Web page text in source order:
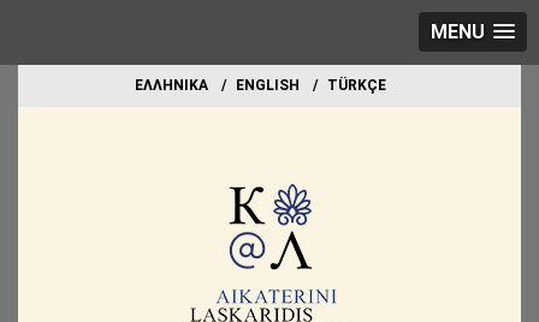
MENU
EΛΛΗΝΙΚΑ ΕΝGLISH TÜRKÇE